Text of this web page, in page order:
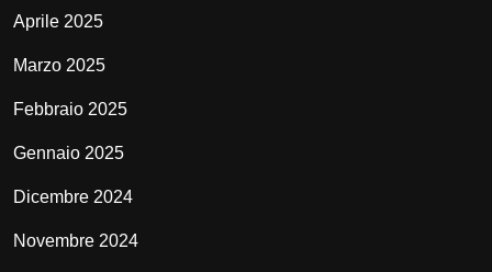
Aprile 2025
Marzo 2025
Febbraio 2025
Gennaio 2025
Dicembre 2024
Novembre 2024